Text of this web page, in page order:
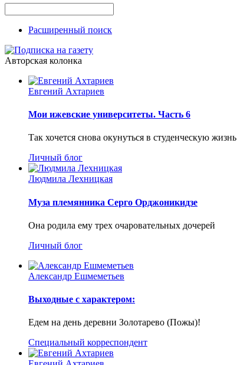
Расширенный поиск
Авторская колонка
Евгений Ахтариев
Мои ижевские университеты. Часть 6
Так хочется снова окунуться в студенческую жизнь
Личный блог
Людмила Лехницкая
Муза племянника Серго Орджоникидзе
Она родила ему трех очаровательных дочерей
Личный блог
Александр Ешмеметьев
Выходные с характером:
Едем на день деревни Золотарево (Пожы)!
Специальный корреспондент